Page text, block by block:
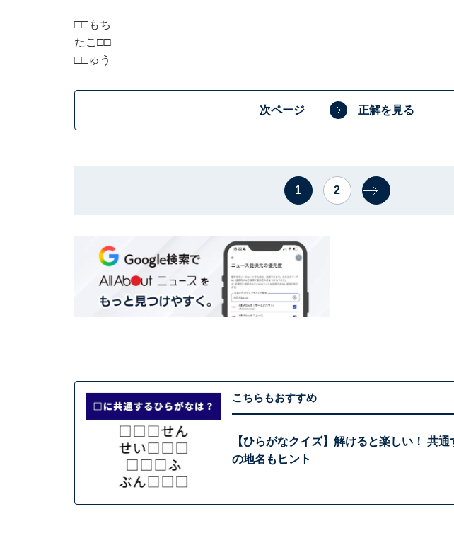
□□もち
たこ□□
□□ゅう
次ページ 正解を見る
1 2
こちらもおすすめ
【ひらがなクイズ】解けると楽しい！ 共
の地名もヒント